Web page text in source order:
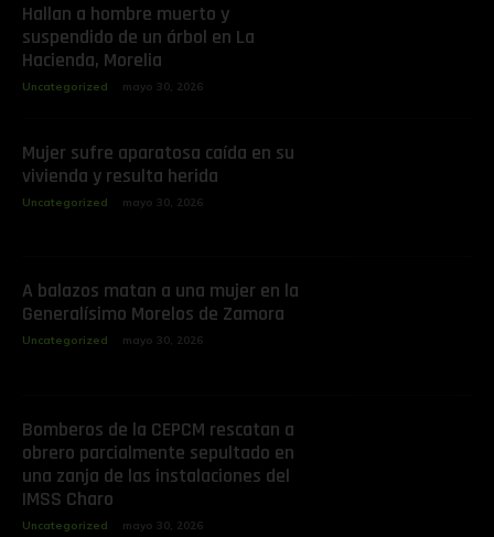
Hallan a hombre muerto y
suspendido de un árbol en La
Hacienda, Morelia
Uncategorized mayo 30, 2026
Mujer sufre aparatosa caída en su
vivienda y resulta herida
Uncategorized mayo 30, 2026
A balazos matan a una mujer en la
Generalísimo Morelos de Zamora
Uncategorized mayo 30, 2026
Bomberos de la CEPCM rescatan a
obrero parcialmente sepultado en
una zanja de las instalaciones del
IMSS Charo
Uncategorized mayo 30, 2026